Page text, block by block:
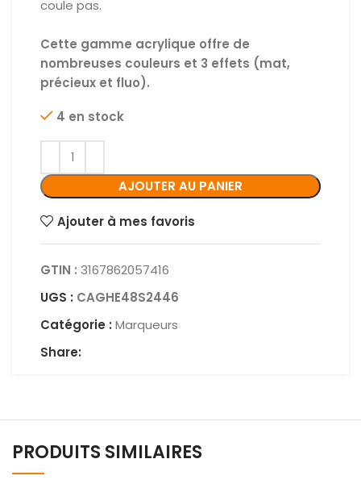
coule pas.
Cette gamme acrylique offre de
nombreuses couleurs et 3 effets (mat,
précieux et fluo).
4 en stock
AJOUTER AU PANIER
Ajouter à mes favoris
GTIN : 3167862057416
UGS : CAGHE48S2446
Catégorie : Marqueurs
Share:
PRODUITS SIMILAIRES